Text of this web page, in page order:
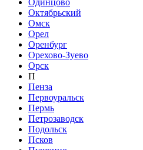
Одинцово
Октябрьский
Омск
Орел
Оренбург
Орехово-Зуево
Орск
П
Пенза
Первоуральск
Пермь
Петрозаводск
Подольск
Псков